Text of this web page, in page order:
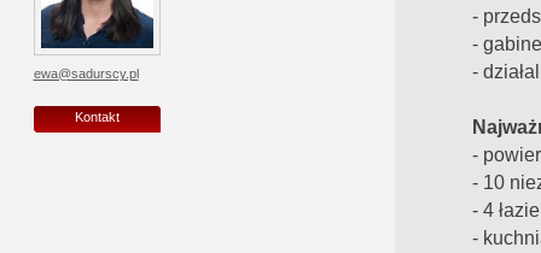
ewa@sadurscy.pl
Kontakt
-
-
-
-
- 10
- 4
-